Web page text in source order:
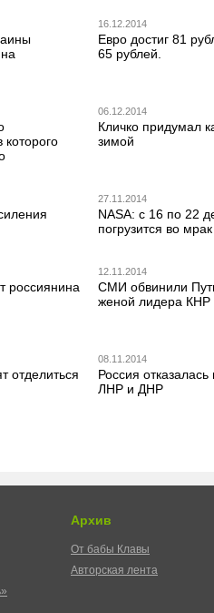
16.12.2014
Евро достиг 81
65 рублей.
которого
06.12.2014
Кличко придумал
зимой
27.11.2014
NASA: с 16 по 22
погрузится во мрак
россиянина
12.11.2014
СМИ обвинили
женой лидера
отделиться
08.11.2014
Россия
ЛНР и ДНР
Архив
От бабы Клавы
Авторская лента